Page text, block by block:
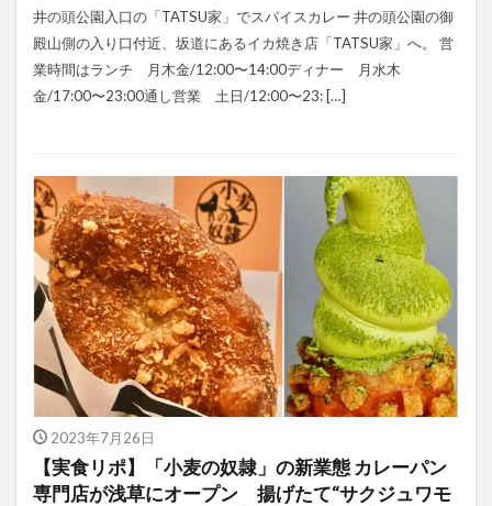
井の頭公園入口の「TATSU家」でスパイスカレー 井の頭公園の御
殿山側の入り口付近、坂道にあるイカ焼き店「TATSU家」へ。 営
業時間はランチ 月木金/12:00〜14:00ディナー 月水木
金/17:00〜23:00通し営業 土日/12:00〜23: […]
2023年7月26日
【実食リポ】「小麦の奴隷」の新業態 カレーパン
専門店が浅草にオープン 揚げたて“サクジュワモ